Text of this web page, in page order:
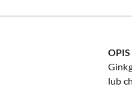
OPIS
lub